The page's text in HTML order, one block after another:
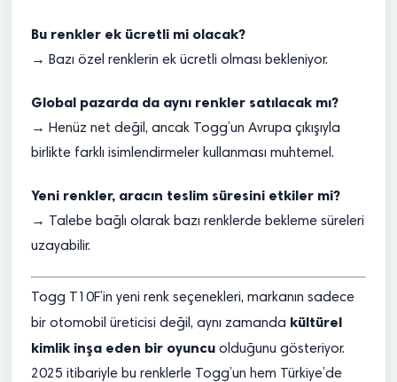
Bu renkler ek ücretli mi olacak?
→ Bazı özel renklerin ek ücretli olması bekleniyor.
Global pazarda da aynı renkler satılacak mı?
→ Henüz net değil, ancak Togg’un Avrupa çıkışıyla
birlikte farklı isimlendirmeler kullanması muhtemel.
Yeni renkler, aracın teslim süresini etkiler mi?
→ Talebe bağlı olarak bazı renklerde bekleme süreleri
uzayabilir.
Togg T10F’in yeni renk seçenekleri, markanın sadece
bir otomobil üreticisi değil, aynı zamanda kültürel
kimlik inşa eden bir oyuncu olduğunu gösteriyor.
2025 itibariyle bu renklerle Togg’un hem Türkiye’de